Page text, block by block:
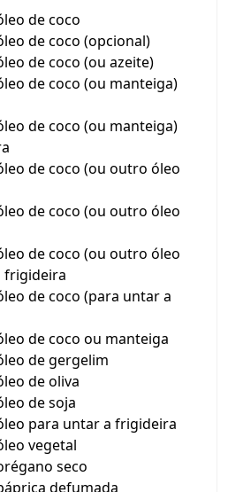
de coco
de coco (opcional)
de coco (ou azeite)
de coco (ou manteiga)
de coco (ou manteiga)
de coco (ou outro óleo
de coco (ou outro óleo
de coco (ou outro óleo
frigideira
de coco (para untar a
de coco ou manteiga
de gergelim
de oliva
de soja
para untar a frigideira
vegetal
seco
defumada